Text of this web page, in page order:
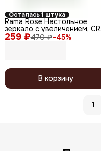
Осталась 1 штука
259 ₽470 ₽−45%
Rama Rose Настольное
зеркало с увеличением,
6, круг, 14,5 см
В корзину
1